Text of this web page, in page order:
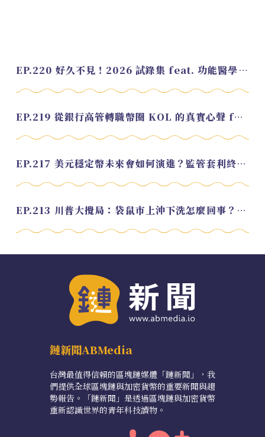
EP.220 好久不見！2026 試錄集 feat. 功能醫學營養師 美寶
EP.219 從銀行高管轉職幣圈 KOL 的真實心聲 feat.龜大
EP.217 美元穩定幣未來會如何演進？監管套利終將收斂？feat. 研究員 余哲安
EP.213 川普大攪局：袋鼠市上沖下洗怎麼回事？feat. Alvin
鏈新聞ABMedia
台灣最值得信賴的區塊鏈媒體「鏈新聞」，我
們提供全球區塊鏈與加密貨幣的重要新聞與趨
勢報告。「鏈新聞」是透過區塊鏈與加密貨幣
重新認識世界的青年科技讀物。